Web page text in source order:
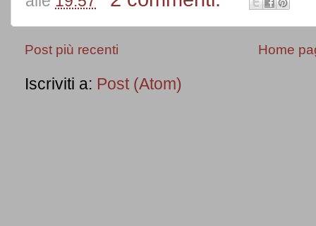
Post più recenti Home
Iscriviti a: Post (Atom)